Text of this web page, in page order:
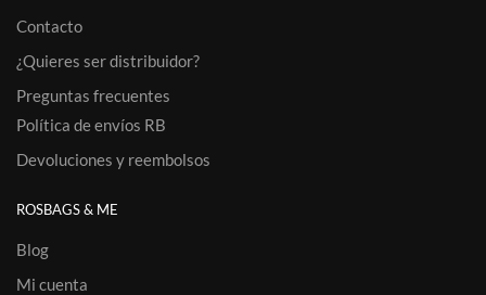
Contacto
¿Quieres ser distribuidor?
Preguntas frecuentes
Política de envíos RB
Devoluciones y reembolsos
ROSBAGS & ME
Blog
Mi cuenta